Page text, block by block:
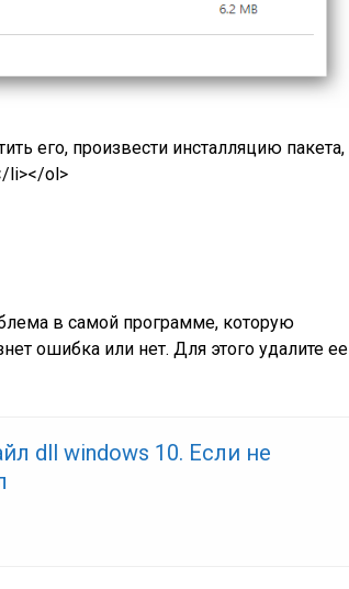
его, произвести инсталляцию пакета,
li></ol>
в самой программе, которую
ошибка или нет. Для этого удалите ее
dll windows 10. Если не